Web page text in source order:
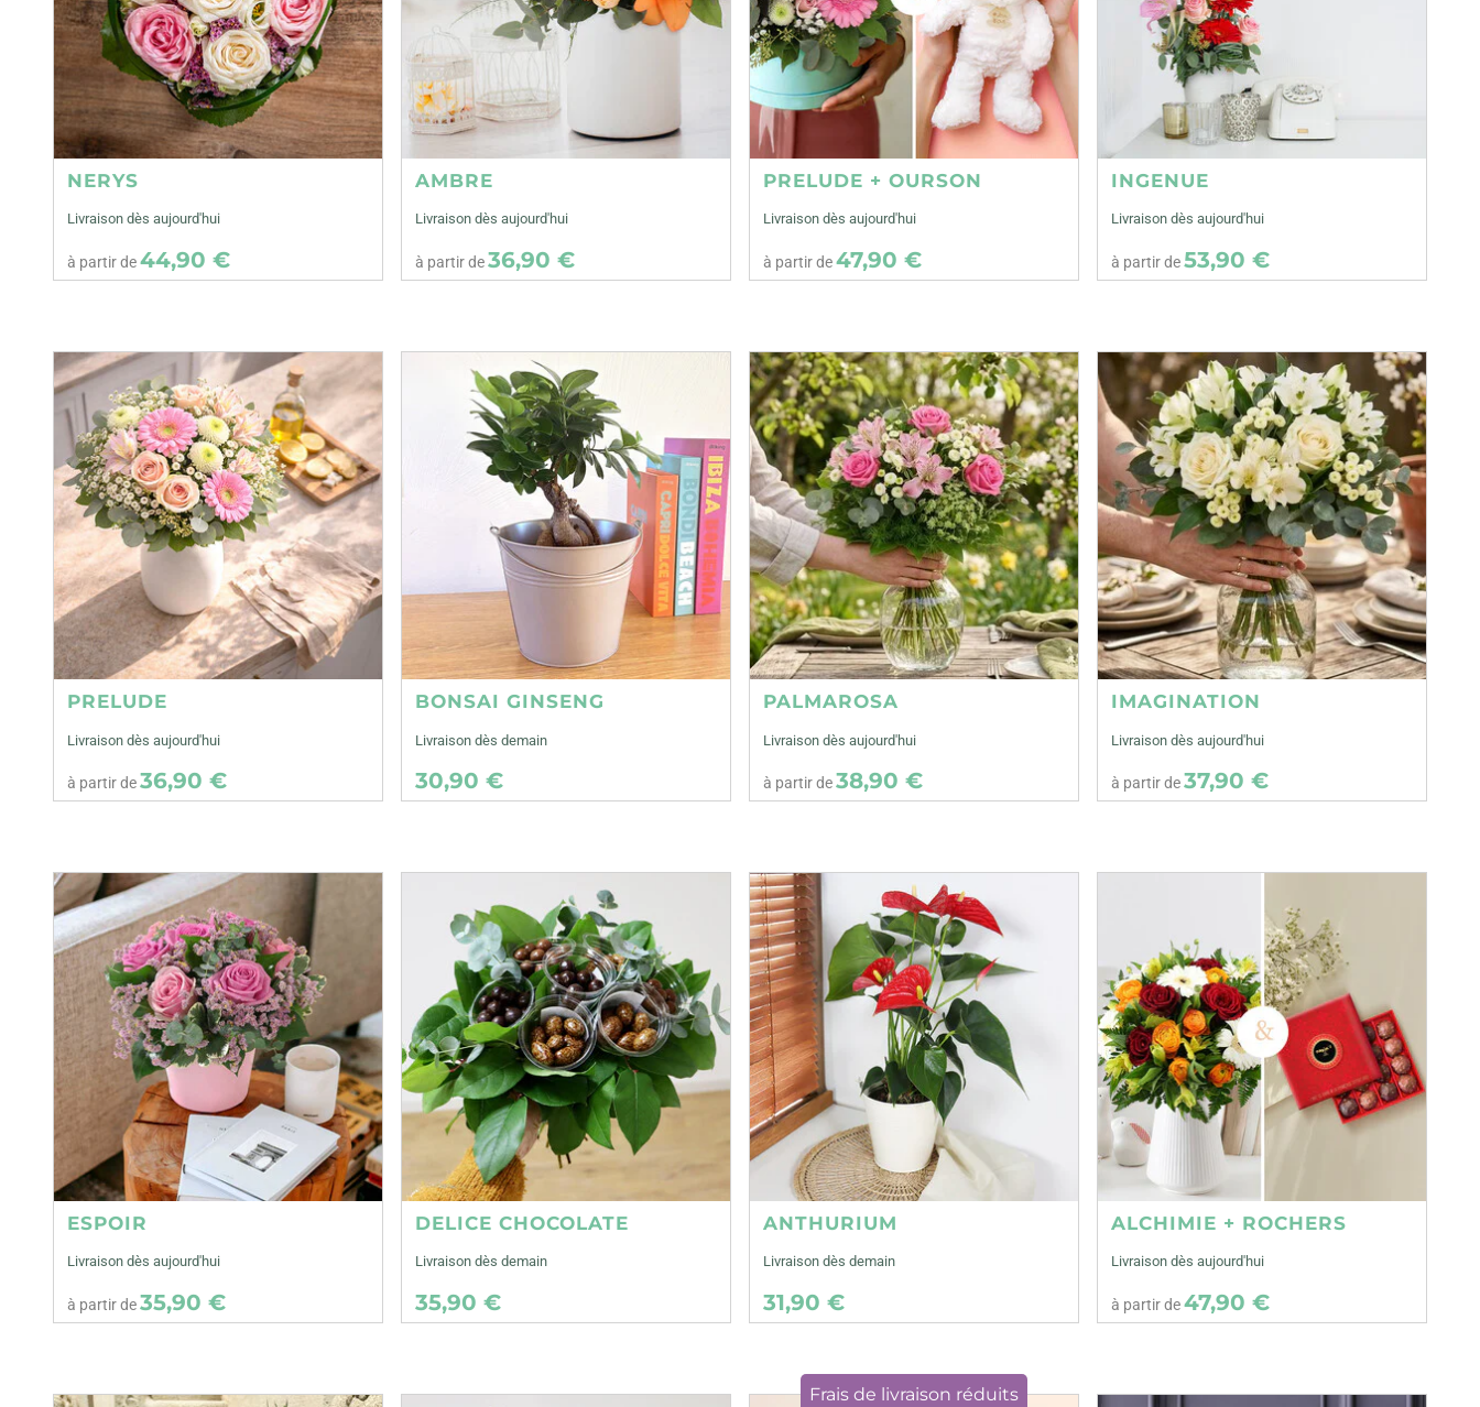
NERYS
Livraison dès aujourd'hui
à partir de44,90 €
AMBRE
Livraison dès aujourd'hui
à partir de36,90 €
PRELUDE + OURSON
Livraison dès aujourd'hui
à partir de47,90 €
INGENUE
Livraison dès aujourd'hui
à partir de53,90 €
PRELUDE
Livraison dès aujourd'hui
à partir de36,90 €
BONSAI GINSENG
Livraison dès demain
30,90 €
PALMAROSA
Livraison dès aujourd'hui
à partir de38,90 €
IMAGINATION
Livraison dès aujourd'hui
à partir de37,90 €
ESPOIR
Livraison dès aujourd'hui
à partir de35,90 €
DELICE CHOCOLATE
Livraison dès demain
35,90 €
ANTHURIUM
Livraison dès demain
31,90 €
ALCHIMIE + ROCHERS
Livraison dès aujourd'hui
à partir de47,90 €
Frais de livraison réduits